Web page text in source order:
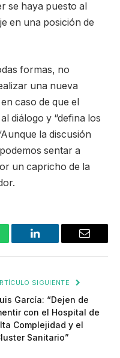
se haya puesto al
en una posición de
formas, no
una nueva
caso de que el
diálogo y “defina los
la discusión
sentar a
un capricho de la
LinkedIn Email
SIGUIENTE
García: “Dejen de
con el Hospital de
Complejidad y el
Sanitario”